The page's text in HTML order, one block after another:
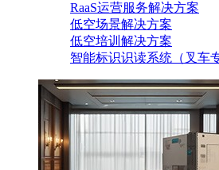
RaaS运营服务解决方案
低空场景解决方案
低空培训解决方案
智能标识识读系统（叉车